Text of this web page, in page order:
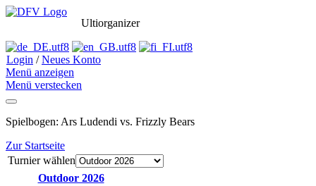
Ultiorganizer
Login /Neues Konto
Menü anzeigen
Menü verstecken
Spielbogen: Ars Ludendi vs. Frizzly Bears
Zur Startseite
Turnier wählen
Outdoor 2026